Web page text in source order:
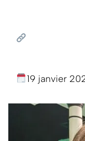
19 janvier